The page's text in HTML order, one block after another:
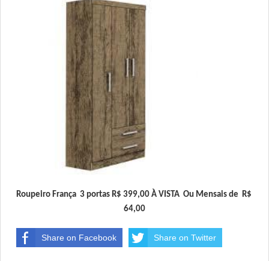
Roupeiro França  3 portas R$ 399,00 À VISTA  Ou Mensais de  R$
64,00
Share on Facebook Share on Twitter